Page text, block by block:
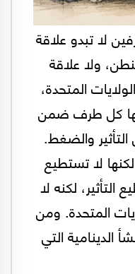
لا تبدو علاقة
ولا علاقة
المتحدة،
كل طرف ضمن
والضغط.
لا تستطيع
التأثير، لكنه لا
المتحدة. ومن
الدينامية التي